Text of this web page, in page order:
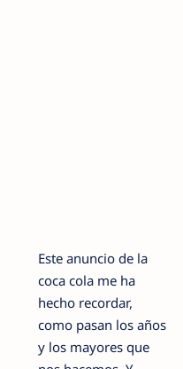
Este anuncio de la
coca cola me ha
hecho recordar,
como pasan los años
y los mayores que